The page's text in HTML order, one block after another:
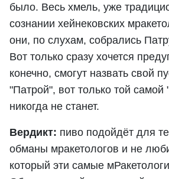
было. Весь хмель, уже
сознании хейнековских
они, по слухам, собрались
Вот только сразу хочется
конечно, смогут назвать свой
"Патрой", вот только той самой
никогда не станет.
Вердикт: пиво подойдёт для
обманы мракетологов и не
который эти самые